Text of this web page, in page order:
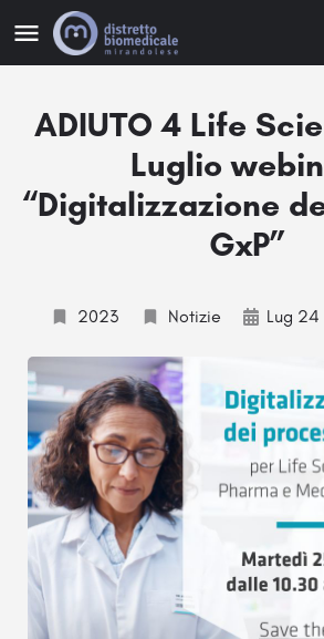
ADIUTO 4 Life
Luglio
“Digitalizzazione
GxP”
2023 Notizie Lug 24